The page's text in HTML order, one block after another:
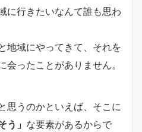
に行きたいなんて誰も思わ
地域にやってきて、それを
ったことがありません。
思うのかといえば、そこに
う」 な要素があるからで